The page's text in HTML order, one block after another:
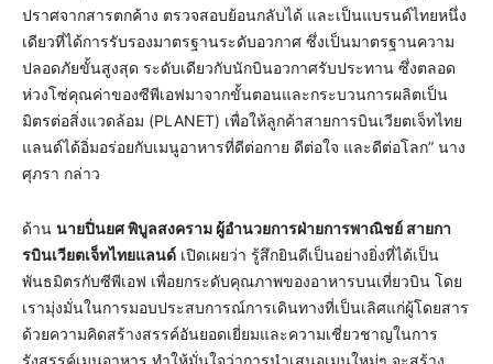
ปราศจากสารตกค้าง ตรวจสอบย้อนกลับได้ และเป็นแบรนด์ไทยหนึ่ง
เดียวที่ได้การรับรองมาตรฐานระดับอวกาศ ซึ่งเป็นมาตรฐานความ
ปลอดภัยขั้นสูงสุด ระดับเดียวกับนักบินอวกาศรับประทาน ซึ่งตลอด
ห่วงโซ่คุณค่าของซีพีเอฟมาจากขั้นตอนและกระบวนการผลิตเป็น
มิตรต่อสิ่งแวดล้อม (PLANET) เพื่อให้ลูกค้าสายการบินเวียตเจ็ทไทย
แลนด์ได้อิ่มอร่อยกับเมนูอาหารที่ดีต่อกาย ดีต่อใจ และดีต่อโลก” นาง
ศุภรา กล่าว
ด้าน นายปิ่นยศ พิบูลสงคราม ผู้อำนวยการฝ่ายการพาณิชย์ สายกา
รบินเวียตเจ็ทไทยแลนด์ เปิดเผยว่า รู้สึกยินดีเป็นอย่างยิ่งที่ได้เป็น
พันธมิตรกับซีพีเอฟ เพื่อยกระดับคุณภาพของอาหารบนเที่ยวบิน โดย
เรามุ่งมั่นในการมอบประสบการณ์การเดินทางที่เป็นเลิศแก่ผู้โดยสาร
ด้วยความคิดสร้างสรรค์อันยอดเยี่ยมและความเชี่ยวชาญในการ
รังสรรค์เมนูอาหาร ทำให้มั่นใจว่าการนำเสนอเมนูใหม่ๆ จะสร้าง